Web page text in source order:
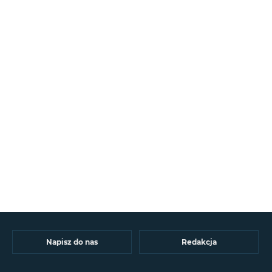
Napisz do nas Redakcja